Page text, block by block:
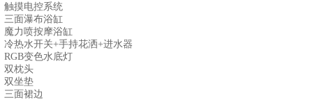
触摸电控系统
三面瀑布浴缸
魔力喷按摩浴缸
冷热水开关+手持花洒+进水器
RGB变色水底灯
双枕头
双坐垫
三面裙边